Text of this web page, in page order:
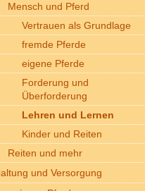
Mensch und Pferd
Vertrauen als Grundlage
fremde Pferde
eigene Pferde
Forderung und
Überforderung
Lehren und Lernen
Kinder und Reiten
Reiten und mehr
und Versorgung